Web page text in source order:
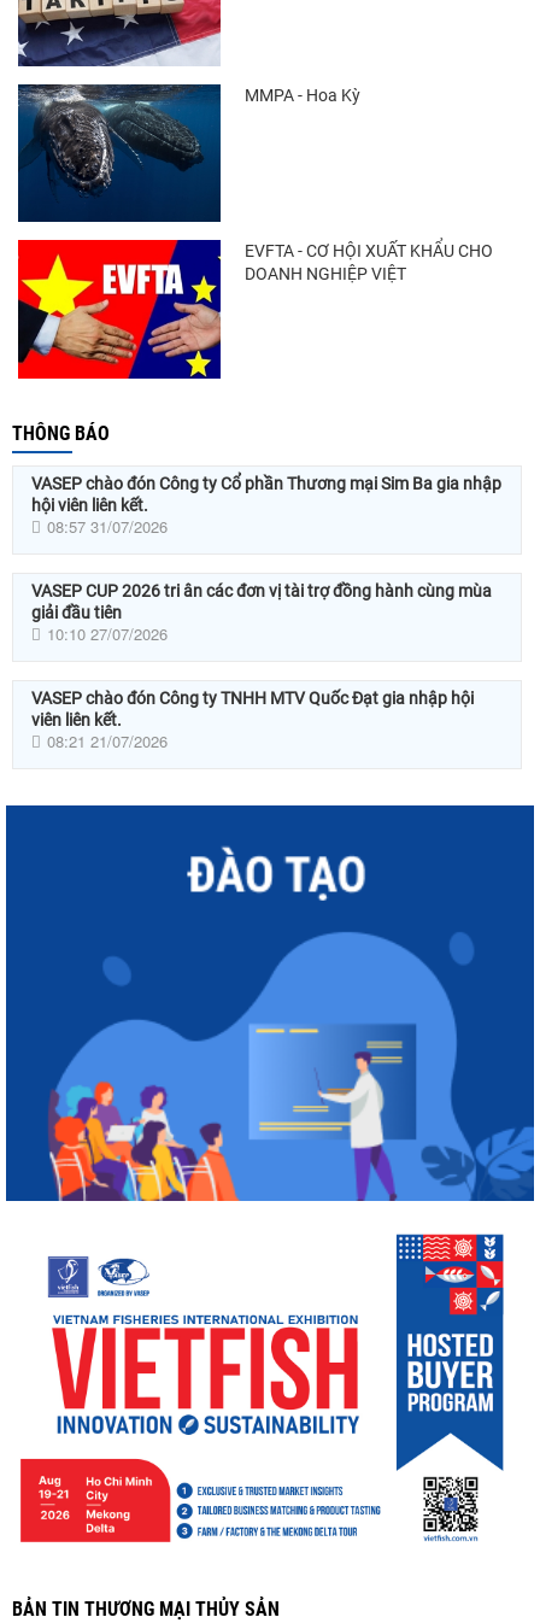
MMPA - Hoa Kỳ
EVFTA - CƠ HỘI XUẤT KHẨU CHO
DOANH NGHIỆP VIỆT
THÔNG BÁO
VASEP chào đón Công ty Cổ phần Thương mại Sim Ba gia nhập
hội viên liên kết.
08:57 31/07/2026
VASEP CUP 2026 tri ân các đơn vị tài trợ đồng hành cùng mùa
giải đầu tiên
10:10 27/07/2026
VASEP chào đón Công ty TNHH MTV Quốc Đạt gia nhập hội
viên liên kết.
08:21 21/07/2026
BẢN TIN THƯƠNG MẠI THỦY SẢN